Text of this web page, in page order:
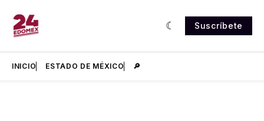
Suscríbete
INICIO ESTADO DE MÉXICO 🔎